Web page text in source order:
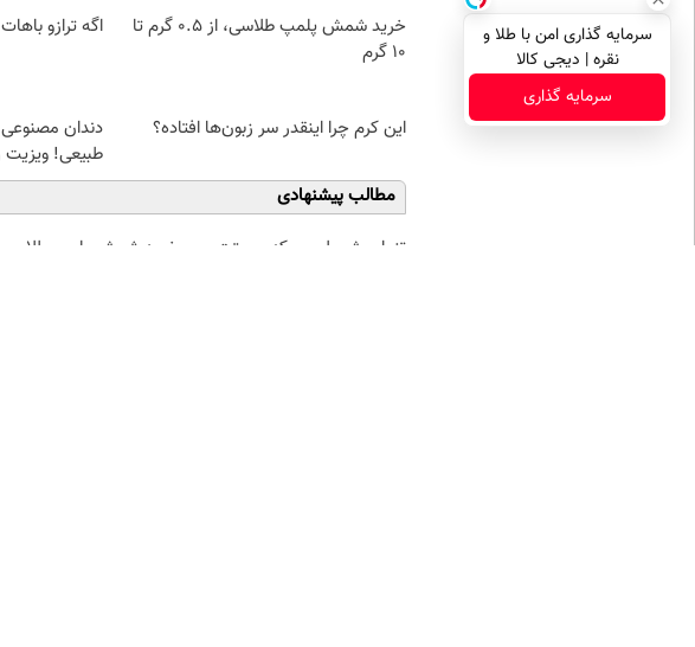
خرید شمش پلمپ طلاسی، از ۰.۵ گرم تا
۱۰ گرم
اگه ترازو
این کرم چرا اینقدر سر زبون‌ها افتاده؟
دندان
طبیعی! ویزیت
مطالب پیشنهادی
تنها روش طبیعی که پوستت رو
خرید شمش پلمپ طلاسی،
سرمایه گذاری امن با طلا و
نقره | دیجی کالا
سرمایه گذاری